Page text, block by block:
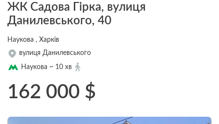
ЖК Садова Гірка, вулиця
Данилевського, 40
Наукова , Харків
вулиця Данилевського
Наукова ~ 10 хв
162 000 $